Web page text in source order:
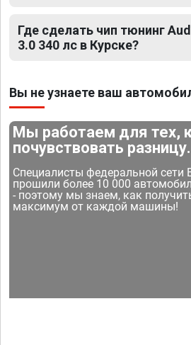
Где сделать чип тюнинг
3.0 340 лс в Курске?
Вы не узнаете ваш
Мы работаем для тех,
почувствовать разницу.
Специалисты федеральной сети
прошили более 10 000
- поэтому мы знаем, как
максимум от каждой машины!